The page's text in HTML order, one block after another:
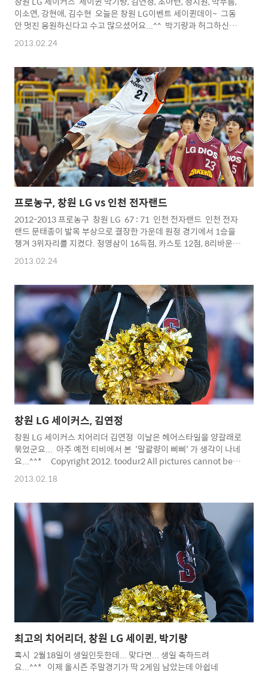
이소연, 강현애, 김수현 오늘은 창원 LG이벤트 세이퀸데이~ 그동
안 멋진 응원하신다고 수고 많으셨어요...^^ 박기량과 허그하신
분...부러워요...ㅋ 단독사진에 한분(정지원)이 빠지셨네요...죄송해
요... Copyright 2012. toodur2 All pictures cannot be
toodur2 All pictures cannot be copied without
permission.
2013.02.24
프로농구, 창원 LG vs 인천 전자랜드
2012-2013 프로농구 창원 LG 67 : 71 인천 전자랜드 인천 전자
랜드 문태종이 발목 부상으로 결장한 가운데 원정 경기에서 1승을
챙겨 3위자리를 지켰다. 정영삼이 16득점, 카스토 12점, 8리바운드
로 팀 승리에 견인... 반면 창원 LG는 기승호와 백인선의 연속 득점
으로 종료 50초 전 67-69로 따라 붙었으나, LG의 마지막 공격에서
슛을 성공하며 승리의 마침표를.... 일괄변환했더니 사진 색감이
제각기 엉망이군요...ㅋㅋㅋㅋ Copyright 2012. toodur2 All
pictures cannot be copied without
permission. ..
2013.02.24
창원 LG 세이커스, 김연정
창원 LG 세이커스 치어리더 김연정 이날은 헤어스타일을 양갈래로
묶었군요... 아주 예전 티비에서 본 '말괄량이 삐삐' 가 생각이 나네
요...^^* Copyright 2012. toodur2 All pictures cannot be
copied without permission. Copyright 2012.
toodur2 All pictures cannot be copied without
2013.02.18
최고의 치어리더, 창원 LG 세이퀸, 박기량
혹시 2월18일이 생일인듯한데... 맞다면... 생일 축하드려
요...^^* 이제 올시즌 주말경기가 딱 2게임 남았는데 아쉽네